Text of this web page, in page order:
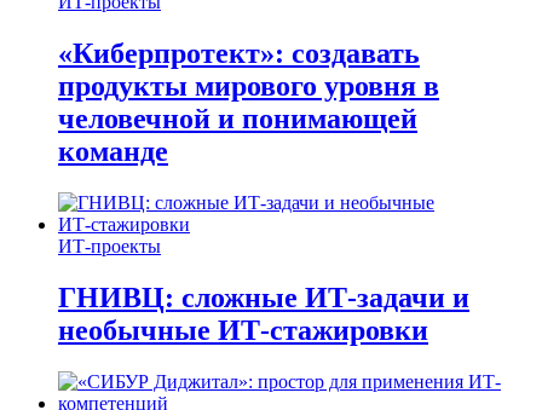
«Киберпротект»: создавать
продукты мирового уровня в
человечной и понимающей
команде
ИТ-проекты
ГНИВЦ: сложные ИТ‑задачи и
необычные ИТ‑стажировки